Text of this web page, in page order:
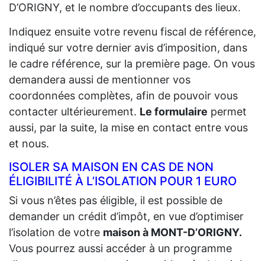
D’ORIGNY, et le nombre d’occupants des lieux.
Indiquez ensuite votre revenu fiscal de référence,
indiqué sur votre dernier avis d’imposition, dans
le cadre référence, sur la première page. On vous
demandera aussi de mentionner vos
coordonnées complètes, afin de pouvoir vous
contacter ultérieurement. Le formulaire permet
aussi, par la suite, la mise en contact entre vous
et nous.
ISOLER SA MAISON EN CAS DE NON
ÉLIGIBILITÉ À L’ISOLATION POUR 1 EURO
Si vous n’êtes pas éligible, il est possible de
demander un crédit d’impôt, en vue d’optimiser
l’isolation de votre maison à MONT-D’ORIGNY.
Vous pourrez aussi accéder à un programme